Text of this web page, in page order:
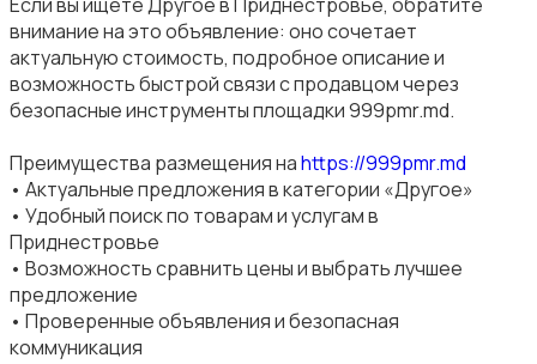
внимание на это объявление: оно сочетает
актуальную стоимость, подробное описание и
возможность быстрой связи с продавцом через
безопасные инструменты площадки 999pmr.md.
Преимущества размещения наhttps://999pmr.md
• Актуальные предложения в категории «Другое»
• Удобный поиск по товарам и услугам в
Приднестровье
• Возможность сравнить цены и выбрать лучшее
предложение
• Проверенные объявления и безопасная
коммуникация